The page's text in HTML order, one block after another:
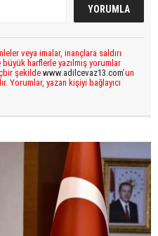
veya imalar, inançlara saldırı
harflerle yazılmış yorumlar
şekilde www.adilcevaz13.com’un
Yorumlar, yazan kişiyi bağlayıcı